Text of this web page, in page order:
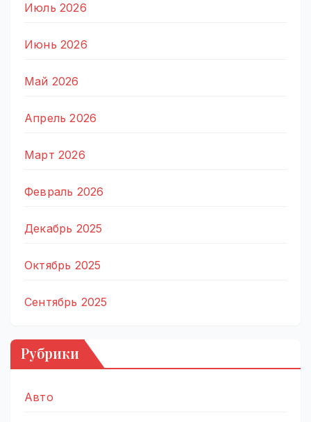
Июль 2026
Июнь 2026
Май 2026
Апрель 2026
Март 2026
Февраль 2026
Декабрь 2025
Октябрь 2025
Сентябрь 2025
Рубрики
Авто